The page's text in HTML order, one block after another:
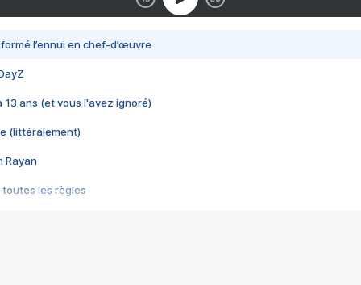
l’ennui en chef-d’œuvre
13 ans (et vous l'avez ignoré)
(littéralement)
Rayan
toutes les règles